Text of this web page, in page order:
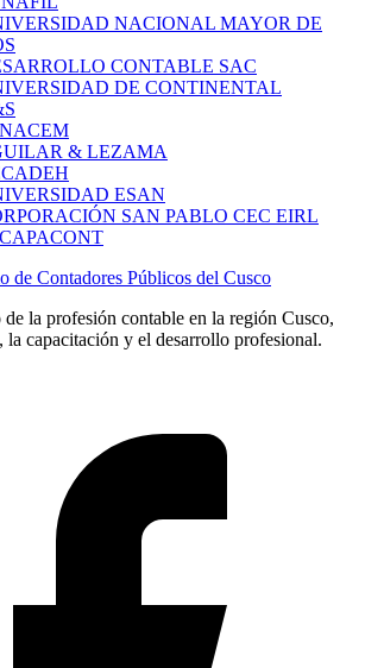
de Contadores Públicos del Cusco
la profesión contable en la región Cusco,
la capacitación y el desarrollo profesional.